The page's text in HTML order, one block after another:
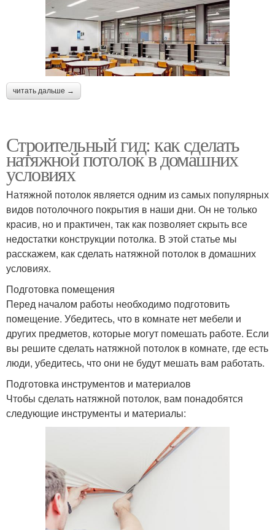
читать дальше →
Строительный гид: как сделать
натяжной потолок в домашних
условиях
Натяжной потолок является одним из самых популярных
видов потолочного покрытия в наши дни. Он не только
красив, но и практичен, так как позволяет скрыть все
недостатки конструкции потолка. В этой статье мы
расскажем, как сделать натяжной потолок в домашних
условиях.
Подготовка помещения
Перед началом работы необходимо подготовить
помещение. Убедитесь, что в комнате нет мебели и
других предметов, которые могут помешать работе. Если
вы решите сделать натяжной потолок в комнате, где есть
люди, убедитесь, что они не будут мешать вам работать.
Подготовка инструментов и материалов
Чтобы сделать натяжной потолок, вам понадобятся
следующие инструменты и материалы: